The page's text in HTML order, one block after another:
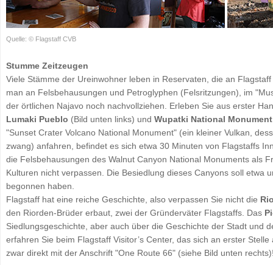
Quelle: © Flagstaff CVB
Stumme Zeitzeugen
Viele Stämme der Ureinwohner leben in Reservaten, die an
man an Felsbehausungen und Petroglyphen (Felsritzungen), im
der örtlichen Najavo noch nachvollziehen. Erleben Sie aus erster
Lumaki Pueblo (Bild unten links) und Wupatki National Monument
"Sunset Crater Volcano National Monument" (ein kleiner Vulkan,
zwang) anfahren, befindet es sich etwa 30 Minuten von Flagstaffs
die Felsbehausungen des Walnut Canyon National Monuments als
Kulturen nicht verpassen. Die Besiedlung dieses Canyons soll etwa
begonnen haben.
Flagstaff hat eine reiche Geschichte, also verpassen Sie nicht die
den Riorden-Brüder erbaut, zwei der Gründerväter Flagstaffs. Das
Siedlungsgeschichte, aber auch über die Geschichte der Stadt und
erfahren Sie beim Flagstaff Visitor’s Center, das sich an erster
zwar direkt mit der Anschrift "One Route 66" (siehe Bild unten